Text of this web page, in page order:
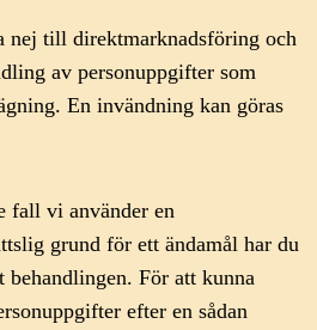
nej till direktmarknadsföring och
av personuppgifter som
En invändning kan göras
fall vi använder en
grund för ett ändamål har du
För att kunna
efter en sådan